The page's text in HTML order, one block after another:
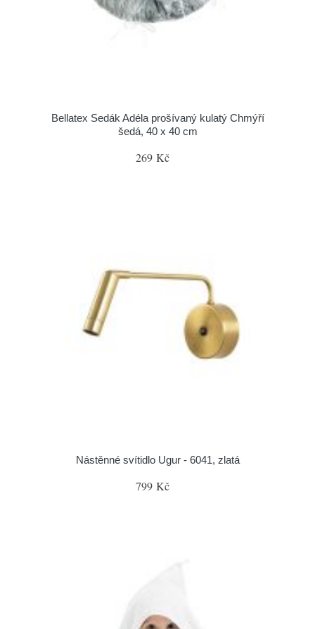
Bellatex Sedák Adéla prošívaný kulatý Chmýří
šedá, 40 x 40 cm
269 Kč
Nástěnné svítidlo Ugur - 6041, zlatá
799 Kč